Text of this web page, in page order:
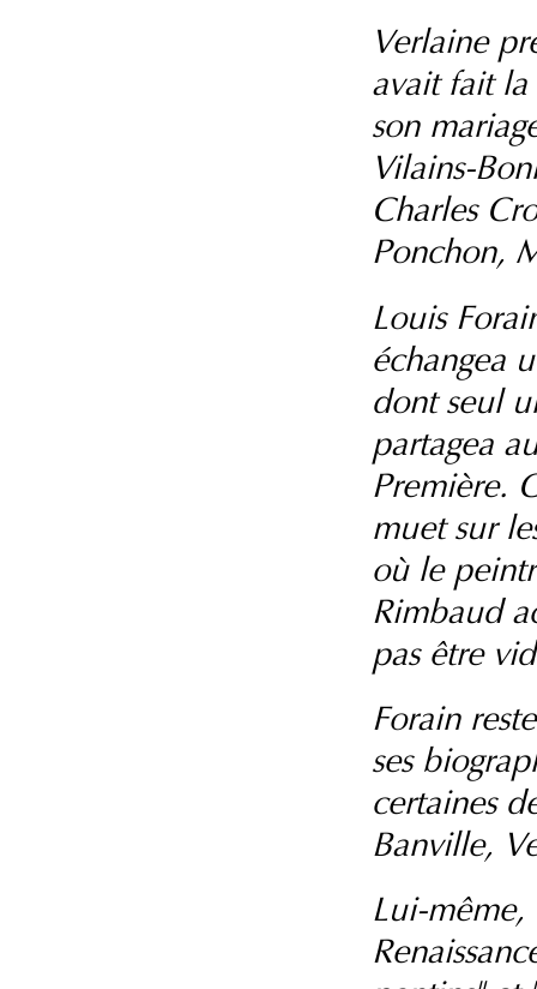
Verlaine
avait fait la
son
Vilains-
Charles
Ponchon,
Louis
échangea
dont seul
partagea
Première.
muet sur
où le
Rimbaud
pas être
Forain
ses
certaines
Banville,
Lui-